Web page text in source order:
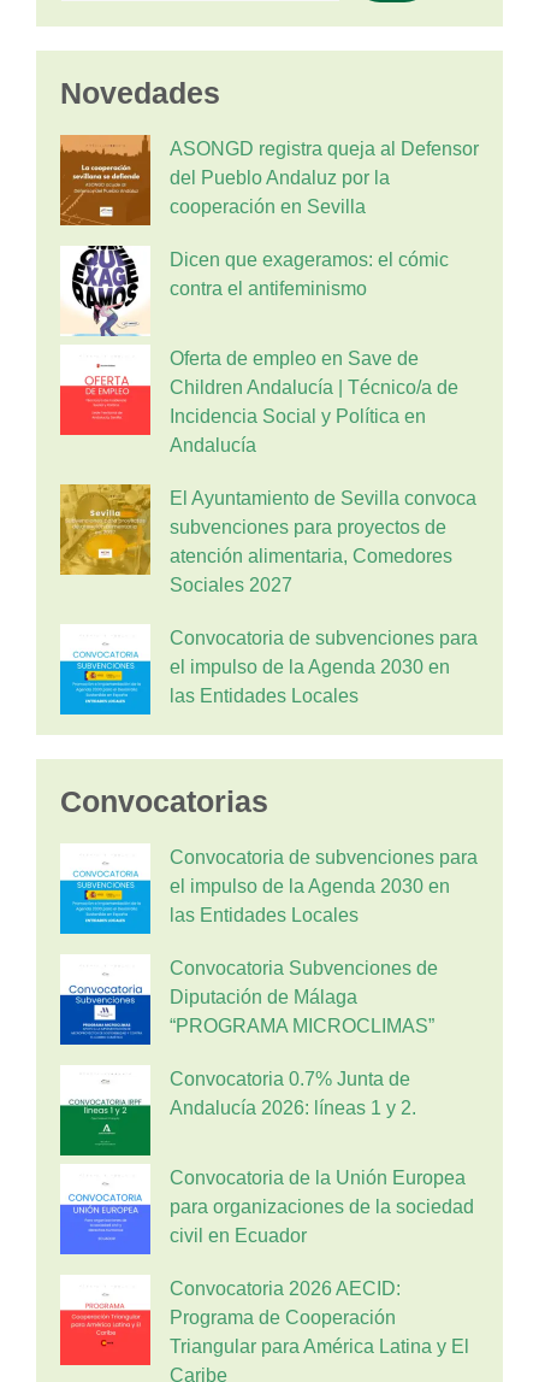
Novedades
ASONGD registra queja al Defensor
del Pueblo Andaluz por la
cooperación en Sevilla
Dicen que exageramos: el cómic
contra el antifeminismo
Oferta de empleo en Save de
Children Andalucía | Técnico/a de
Incidencia Social y Política en
Andalucía
El Ayuntamiento de Sevilla convoca
subvenciones para proyectos de
atención alimentaria, Comedores
Sociales 2027
Convocatoria de subvenciones para
el impulso de la Agenda 2030 en
las Entidades Locales
Convocatorias
Convocatoria de subvenciones para
el impulso de la Agenda 2030 en
las Entidades Locales
Convocatoria Subvenciones de
Diputación de Málaga
“PROGRAMA MICROCLIMAS”
Convocatoria 0.7% Junta de
Andalucía 2026: líneas 1 y 2.
Convocatoria de la Unión Europea
para organizaciones de la sociedad
civil en Ecuador
Convocatoria 2026 AECID:
Programa de Cooperación
Triangular para América Latina y El
Caribe